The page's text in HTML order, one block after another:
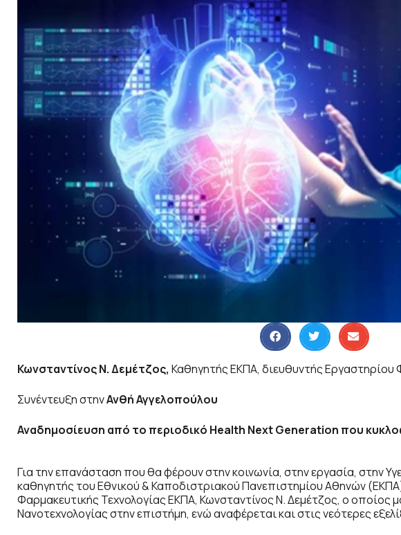
Κωνσταντίνος Ν. Δεμέτζος, Καθηγητής ΕΚΠΑ, διευθυντής Εργαστηρίου
Συνέντευξη στηνΑνθή Αγγελοπούλου
Αναδημοσίευση από το περιοδικό Health Next Generation που
Για την επανάσταση που θα φέρουν στην κοινωνία, στην εργασία, στην
καθηγητής του Εθνικού & Καποδιστριακού Πανεπιστημίου Αθηνών
Φαρμακευτικής Τεχνολογίας ΕΚΠΑ, Κωνσταντίνος Ν. Δεμέτζος, ο οποίος
Νανοτεχνολογίας στην επιστήμη, ενώ αναφέρεται και στις νεότερες